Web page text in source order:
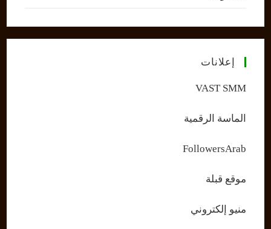
إعلانات
VAST SMM
الماسة الرقمية
FollowersArab
موقع قبلة
منيو إلكتروني